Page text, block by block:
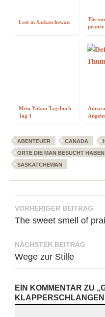
Lost in Saskatchewan
The
prairie
Mein Yukon Tagebuch
Tag 1
ABENTEUER CANADA
ORTE DIE MAN BESUCHT
SASKATCHEWAN
VORHERIGER BEITRAG
The sweet smell of
NÄCHSTER BEITRAG
Wege zur Stille
EIN KOMMENTAR ZU